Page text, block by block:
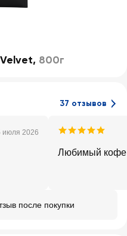
, 800г
37 отзывов
июля 2026
Любимый кофе,
после покупки